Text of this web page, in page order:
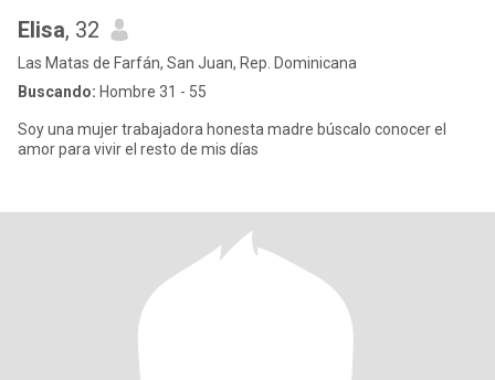
Elisa, 32
Las Matas de Farfán, San Juan, Rep. Dominicana
Buscando: Hombre 31 - 55
Soy una mujer trabajadora honesta madre búscalo conocer el
amor para vivir el resto de mis días